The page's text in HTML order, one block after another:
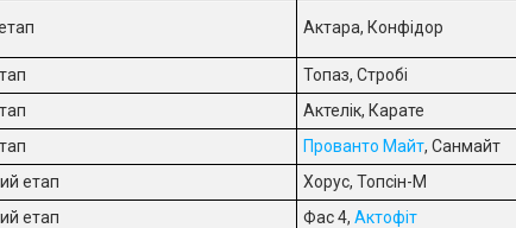
Актара, Конфідор
Топаз, Стробі
Актелік, Карате
Прованто Майт, Санмайт
етап
Хорус, Топсін-М
етап
Фас 4, Актофіт